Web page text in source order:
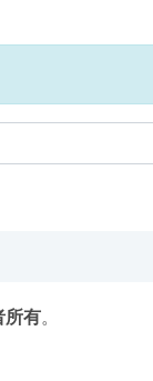
所有。